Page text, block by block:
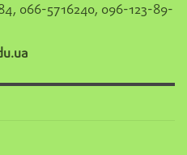
066-5716240, 096-123-89-